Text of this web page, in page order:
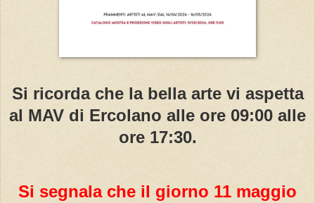
Si ricorda che la bella arte vi aspetta
al MAV di Ercolano alle ore 09:00 alle
ore 17:30.
Si segnala che il giorno 11 maggio